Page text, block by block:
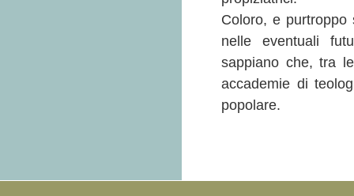
Coloro, e
nelle eventuali
sappiano che, tra
accademie di
popolare.